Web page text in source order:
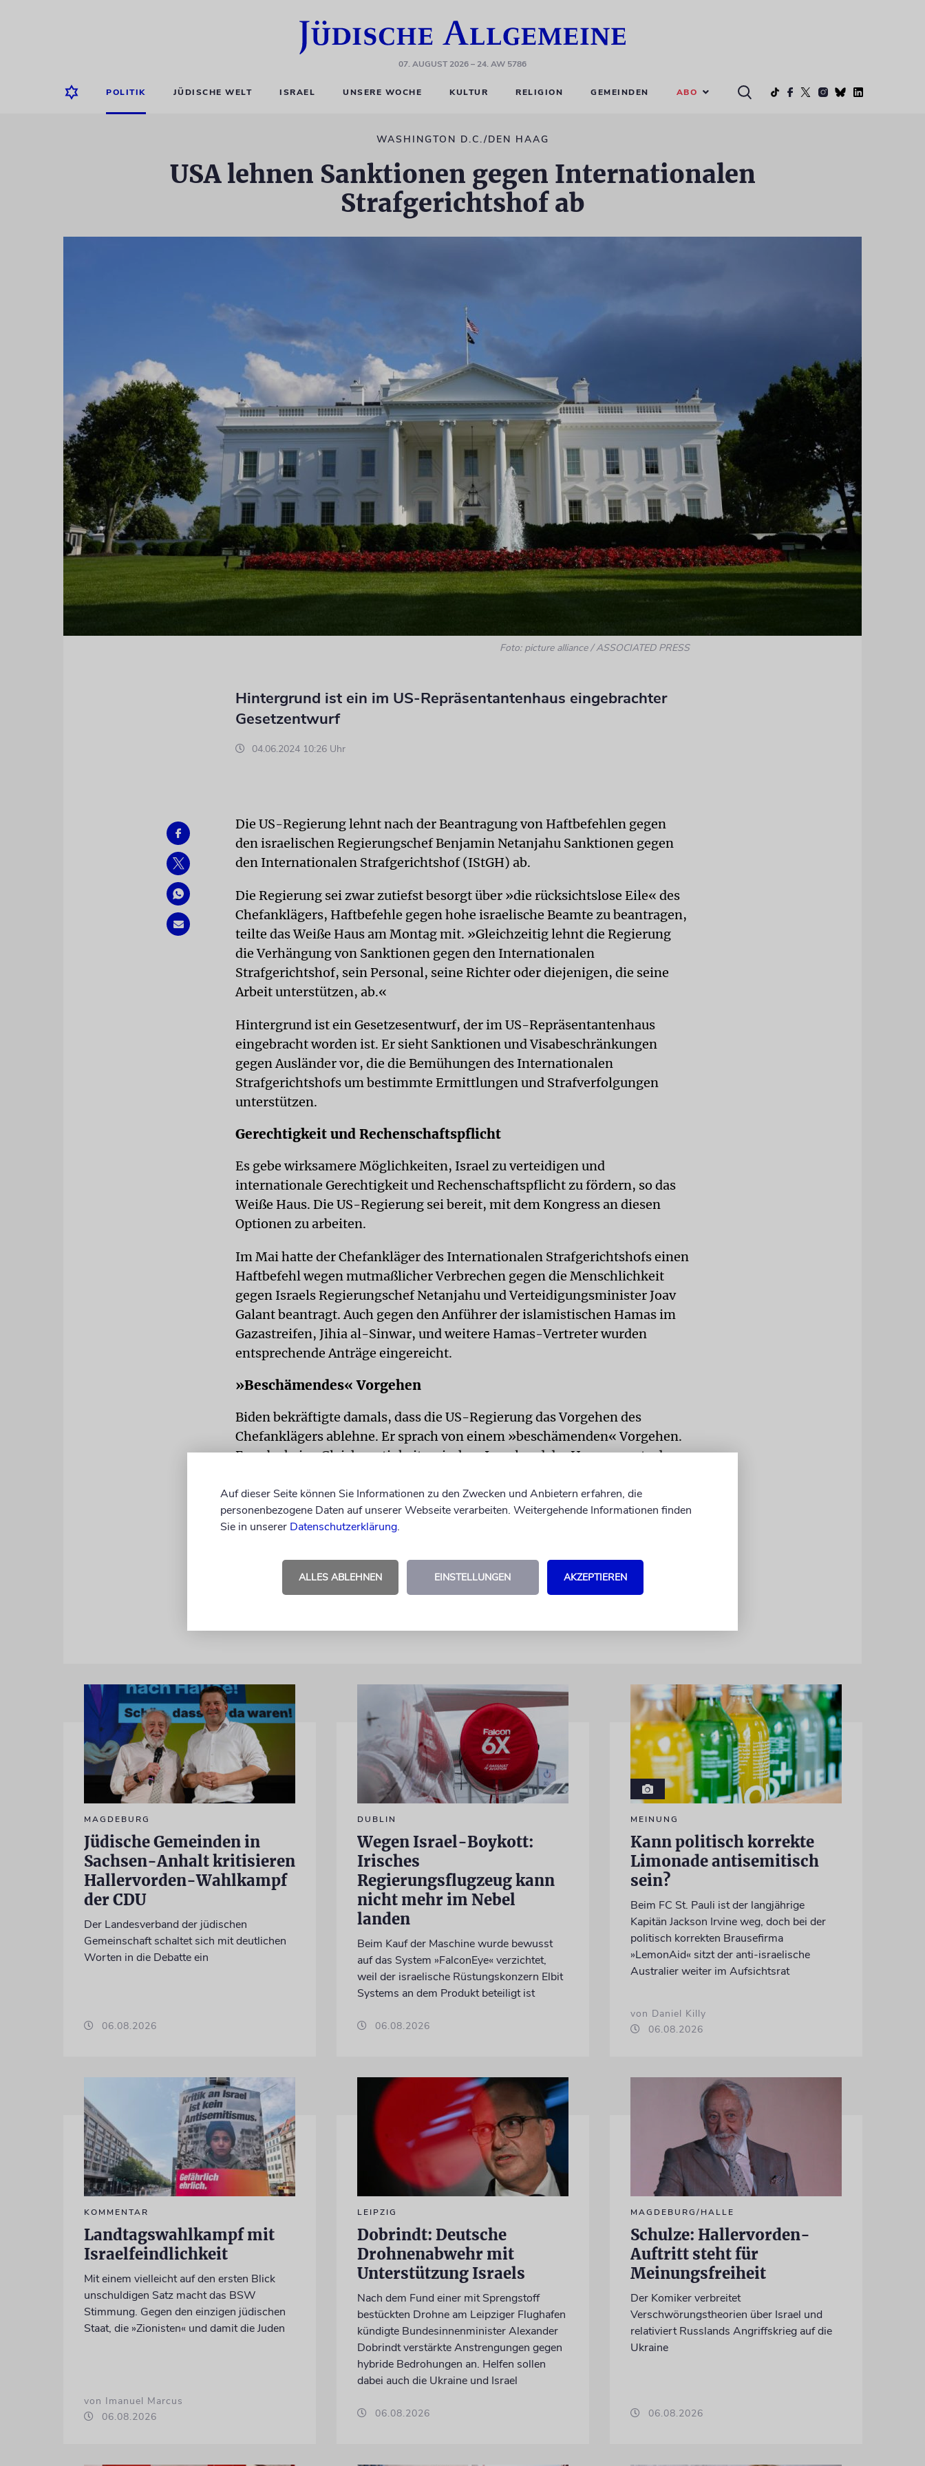
07. AUGUST 2026– 24. AW 5786
POLITIK JÜDISCHE WELT ISRAEL UNSERE WOCHE KULTUR RELIGION GEMEINDEN ABO
WASHINGTON D.C./DEN HAAG
USA lehnen Sanktionen gegen Internationalen
Strafgerichtshof ab
Foto: picture alliance / ASSOCIATED PRESS
Hintergrund ist ein im US-Repräsentantenhaus eingebrachter
Gesetzentwurf
04.06.2024 10:26 Uhr
Die US-Regierung lehnt nach der Beantragung von Haftbefehlen gegen
den israelischen Regierungschef Benjamin Netanjahu Sanktionen gegen
den Internationalen Strafgerichtshof (IStGH) ab.
Die Regierung sei zwar zutiefst besorgt über »die rücksichtslose Eile« des
Chefanklägers, Haftbefehle gegen hohe israelische Beamte zu beantragen,
teilte das Weiße Haus am Montag mit. »Gleichzeitig lehnt die Regierung
die Verhängung von Sanktionen gegen den Internationalen
Strafgerichtshof, sein Personal, seine Richter oder diejenigen, die seine
Arbeit unterstützen, ab.«
Hintergrund ist ein Gesetzesentwurf, der im US-Repräsentantenhaus
eingebracht worden ist. Er sieht Sanktionen und Visabeschränkungen
gegen Ausländer vor, die die Bemühungen des Internationalen
Strafgerichtshofs um bestimmte Ermittlungen und Strafverfolgungen
unterstützen.
Gerechtigkeit und Rechenschaftspflicht
Es gebe wirksamere Möglichkeiten, Israel zu verteidigen und
internationale Gerechtigkeit und Rechenschaftspflicht zu fördern, so das
Weiße Haus. Die US-Regierung sei bereit, mit dem Kongress an diesen
Optionen zu arbeiten.
Im Mai hatte der Chefankläger des Internationalen Strafgerichtshofs einen
Haftbefehl wegen mutmaßlicher Verbrechen gegen die Menschlichkeit
gegen Israels Regierungschef Netanjahu und Verteidigungsminister Joav
Galant beantragt. Auch gegen den Anführer der islamistischen Hamas im
Gazastreifen, Jihia al-Sinwar, und weitere Hamas-Vertreter wurden
entsprechende Anträge eingereicht.
»Beschämendes« Vorgehen
Biden bekräftigte damals, dass die US-Regierung das Vorgehen des
Chefanklägers ablehne. Er sprach von einem »beschämenden« Vorgehen.
Es gebe keine Gleichwertigkeit zwischen Israel und der Hamas, sagte der
Zu den vom IStGH-Chefankläger erhobenen Vorwürfen gegen Netanjahu
und Galant gehört ein angebliches Aushungern der Bevölkerung in Gaza.
Küstenstreifen gar nicht. Die Streitkräfte bemühen sich sogar um die
Sicherheit von Hilfskonvois.
dpa/ja
MAGDEBURG
Jüdische Gemeinden in
Sachsen-Anhalt kritisieren
Hallervorden-Wahlkampf
der CDU
Der Landesverband der jüdischen
Gemeinschaft schaltet sich mit deutlichen
Worten in die Debatte ein
06.08.2026
DUBLIN
Wegen Israel-Boykott:
Irisches
Regierungsflugzeug kann
nicht mehr im Nebel
landen
Beim Kauf der Maschine wurde bewusst
auf das System »FalconEye« verzichtet,
weil der israelische Rüstungskonzern Elbit
Systems an dem Produkt beteiligt ist
06.08.2026
MEINUNG
Kann politisch korrekte
Limonade antisemitisch
sein?
Beim FC St. Pauli ist der langjährige
Kapitän Jackson Irvine weg, doch bei der
politisch korrekten Brausefirma
»LemonAid« sitzt der anti-israelische
Australier weiter im Aufsichtsrat
von Daniel Killy
06.08.2026
KOMMENTAR
Landtagswahlkampf mit
Israelfeindlichkeit
Mit einem vielleicht auf den ersten Blick
unschuldigen Satz macht das BSW
Stimmung. Gegen den einzigen jüdischen
Staat, die »Zionisten« und damit die Juden
von Imanuel Marcus
06.08.2026
LEIPZIG
Dobrindt: Deutsche
Drohnenabwehr mit
Unterstützung Israels
Nach dem Fund einer mit Sprengstoff
bestückten Drohne am Leipziger Flughafen
kündigte Bundesinnenminister Alexander
Dobrindt verstärkte Anstrengungen gegen
hybride Bedrohungen an. Helfen sollen
dabei auch die Ukraine und Israel
06.08.2026
MAGDEBURG/HALLE
Schulze: Hallervorden-
Auftritt steht für
Meinungsfreiheit
Der Komiker verbreitet
Verschwörungstheorien über Israel und
relativiert Russlands Angriffskrieg auf die
Ukraine
06.08.2026
Auf dieser Seite können Sie Informationen zu den Zwecken und Anbietern erfahren, die
personenbezogene Daten auf unserer Webseite verarbeiten. Weitergehende Informationen finden
Sie in unserer Datenschutzerklärung.
ALLES ABLEHNEN EINSTELLUNGEN AKZEPTIEREN